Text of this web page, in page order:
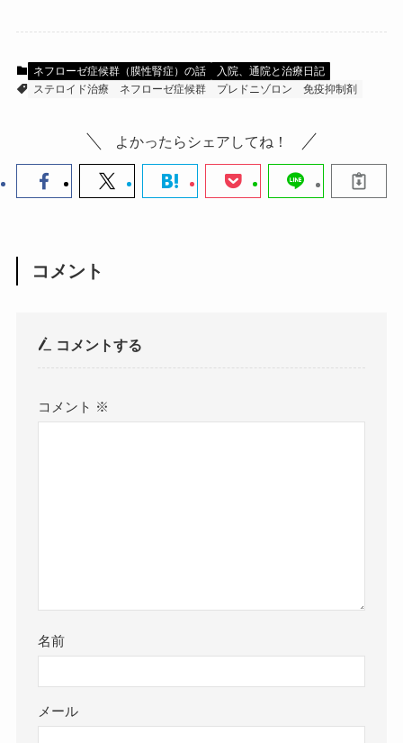
ネフローゼ症候群（膜性腎症）の話
入院、通院と治療日記
ステロイド治療
ネフローゼ症候群 プレドニゾロン 免疫抑制剤
よかったらシェアしてね！
コメント
コメントする
コメント ※
名前
メール